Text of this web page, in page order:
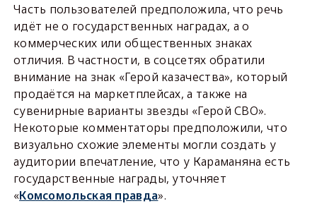
Часть пользователей предположила, что речь
идёт не о государственных наградах, а о
коммерческих или общественных знаках
отличия. В частности, в соцсетях обратили
внимание на знак «Герой казачества», который
продаётся на маркетплейсах, а также на
сувенирные варианты звезды «Герой СВО».
Некоторые комментаторы предположили, что
визуально схожие элементы могли создать у
аудитории впечатление, что у Караманяна есть
государственные награды, уточняет
«Комсомольская правда».